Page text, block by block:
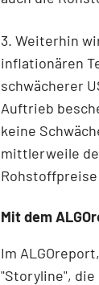
3. Weiterhin
inflationären
schwächerer
Auftrieb
keine
mittlerweile
Rohstoffpreise
Mit dem
Im
"Storyline",